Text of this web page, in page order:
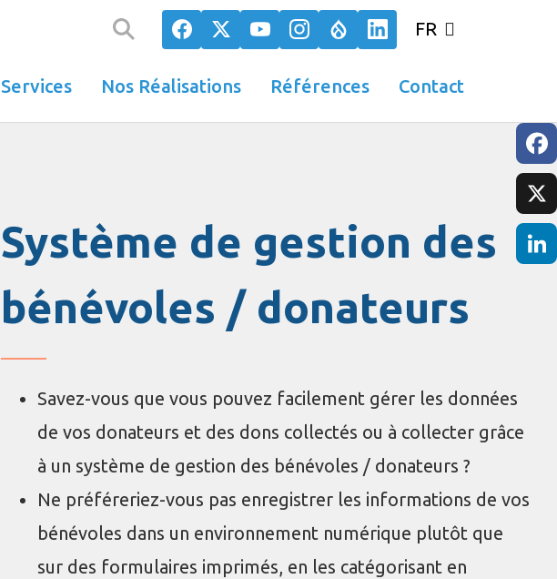
FR
Services Nos Réalisations Références Contact
X
Système de gestion des
bénévoles / donateurs
Savez-vous que vous pouvez facilement gérer les données
de vos donateurs et des dons collectés ou à collecter grâce
à un système de gestion des bénévoles / donateurs ?
Ne préféreriez-vous pas enregistrer les informations de vos
bénévoles dans un environnement numérique plutôt que
sur des formulaires imprimés, en les catégorisant en